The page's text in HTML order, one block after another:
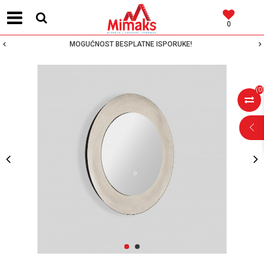
0
MOGUĆNOST BESPLATNE ISPORUKE!
(0)
1 2
POMOĆ PRI
KUPOVINI